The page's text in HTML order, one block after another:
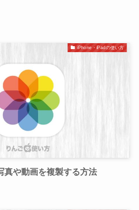
iPhone・iPadの使い方
真や動画を複製する方法